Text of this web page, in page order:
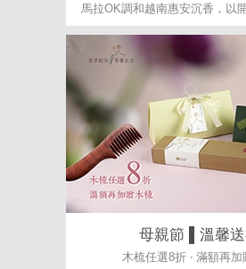
馬拉OK調和越南惠安沉香，以
母親節 ▌溫馨
木梳任選8折 ‧ 滿額再加